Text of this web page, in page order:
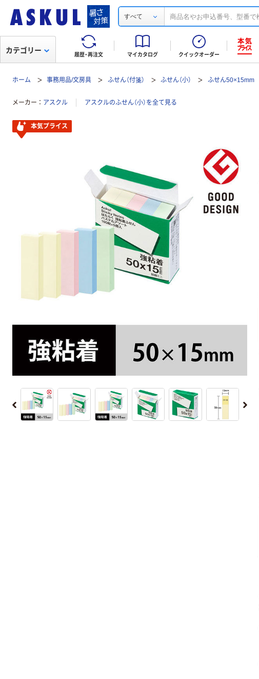
すべて
履歴・再注文 マイカタログ クイックオーダー
カテゴリー
ホーム 事務用品/文房具 ふせん（付箋） ふせん（小） ふせん50×15mm
メーカー アスクル アスクルのふせん（小）を全て見る
本気プライス